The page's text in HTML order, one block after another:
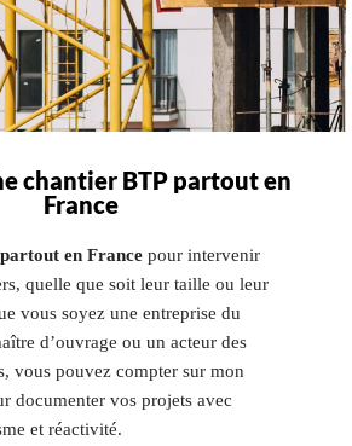
chantier BTP partout en
France
partout en France pour intervenir
quelle que soit leur taille ou leur
vous soyez une entreprise du
d’ouvrage ou un acteur des
vous pouvez compter sur mon
documenter vos projets avec
et réactivité.